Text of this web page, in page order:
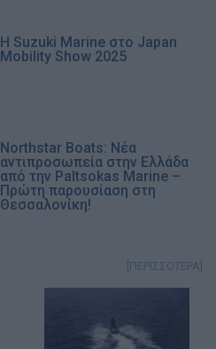
Η Suzuki Marine στο Japan
Mobility Show 2025
Northstar Boats: Νέα
αντιπροσωπεία στην Ελλάδα
από την Paltsokas Marine –
Πρώτη παρουσίαση στη
Θεσσαλονίκη!
[ΠΕΡΙΣΣΟΤΕΡΑ]